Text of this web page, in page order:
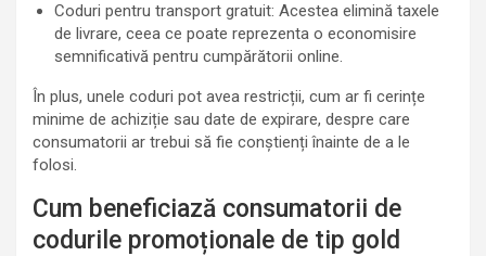
Coduri pentru transport gratuit: Acestea elimină taxele
de livrare, ceea ce poate reprezenta o economisire
semnificativă pentru cumpărătorii online.
În plus, unele coduri pot avea restricții, cum ar fi cerințe
minime de achiziție sau date de expirare, despre care
consumatorii ar trebui să fie conștienți înainte de a le
folosi.
Cum beneficiază consumatorii de
codurile promoționale de tip gold